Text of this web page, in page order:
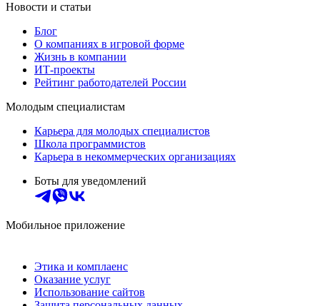
Новости и статьи
Блог
О компаниях в игровой форме
Жизнь в компании
ИТ-проекты
Рейтинг работодателей России
Молодым специалистам
Карьера для молодых специалистов
Школа программистов
Карьера в некоммерческих организациях
Боты для уведомлений
Мобильное приложение
Этика и комплаенс
Оказание услуг
Использование сайтов